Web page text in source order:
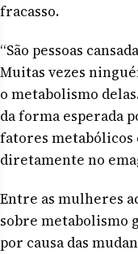
fracasso.
“São pessoas
Muitas vezes
o metabolismo
da forma esperada
fatores
diretamente no
Entre as mulheres
sobre metabolismo
por causa das